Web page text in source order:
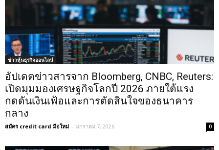
ข่าวหุ้นธุรกิจออนไลน์
อัปเดตข่าวสารจาก Bloomberg, CNBC, Reuters:
เปิดมุมมองเศรษฐกิจโลกปี 2026 ภายใต้แรง
กดดันเงินเฟ้อและการตัดสินใจของธนาคาร
กลาง
สมัคร credit card มือใหม่ - มกราคม 7, 2026 0